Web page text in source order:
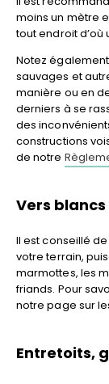
moins un mètre
tout endroit d’où
Notez
sauvages et
manière ou en
derniers à se
des
constructions
de notre
Vers blancs
Il est conseillé
votre terrain,
marmottes, les
friands. Pour
notre page sur
Entretoits,